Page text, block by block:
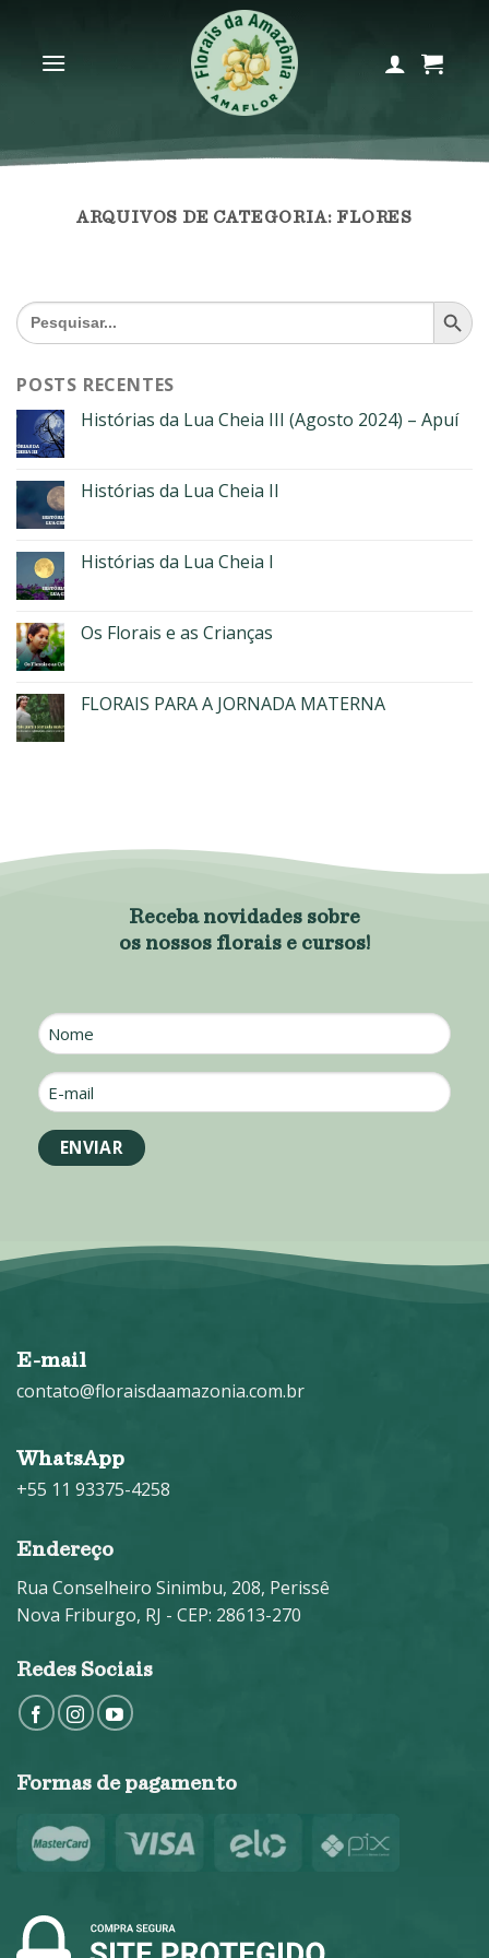
content
ARQUIVOS DE CATEGORIA: FLORES
Search
for:
SEARCH
POSTS RECENTES
Histórias da Lua Cheia III (Agosto 2024) – Apuí
Histórias da Lua Cheia II
Histórias da Lua Cheia I
Os Florais e as Crianças
FLORAIS PARA A JORNADA MATERNA
Receba novidades sobre
os nossos florais e cursos!
Nome
E-
mail
*
E-mail
contato@floraisdaamazonia.com.br
WhatsApp
+55 11 93375-4258
Endereço
Rua Conselheiro Sinimbu, 208, Perissê
Nova Friburgo, RJ - CEP: 28613-270
Redes Sociais
Formas de pagamento